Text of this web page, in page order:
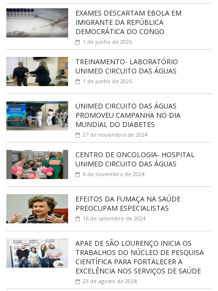
EXAMES DESCARTAM EBOLA EM
IMIGRANTE DA REPÚBLICA
DEMOCRÁTICA DO CONGO
1 de junho de 2026
TREINAMENTO- LABORATÓRIO
UNIMED CIRCUITO DAS ÁGUAS
1 de junho de 2026
UNIMED CIRCUITO DAS ÁGUAS
PROMOVEU CAMPANHA NO DIA
MUNDIAL DO DIABETES
27 de novembro de 2024
CENTRO DE ONCOLOGIA- HOSPITAL
UNIMED CIRCUITO DAS ÁGUAS
6 de novembro de 2024
EFEITOS DA FUMAÇA NA SAÚDE
PREOCUPAM ESPECIALISTAS
16 de setembro de 2024
APAE DE SÃO LOURENÇO INICIA OS
TRABALHOS DO NÚCLEO DE PESQUISA
CIENTÍFICA PARA FORTALECER A
EXCELÊNCIA NOS SERVIÇOS DE SAÚDE
23 de agosto de 2024